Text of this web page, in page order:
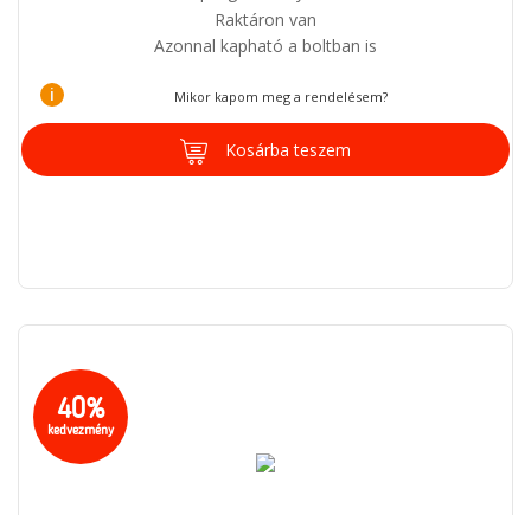
Raktáron van
Azonnal kapható a boltban is
i Mikor kapom meg a rendelésem?
Kosárba teszem
40%
kedvezmény